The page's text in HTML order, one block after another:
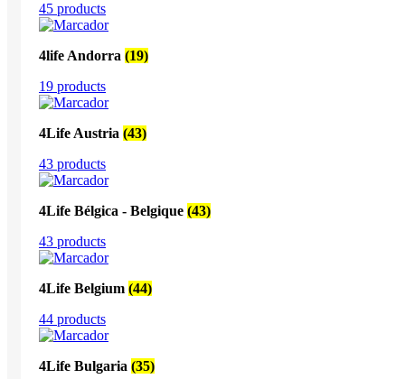
45 products
4life Andorra (19)
19 products
4Life Austria (43)
43 products
4Life Bélgica - Belgique (43)
43 products
4Life Belgium (44)
44 products
4Life Bulgaria (35)